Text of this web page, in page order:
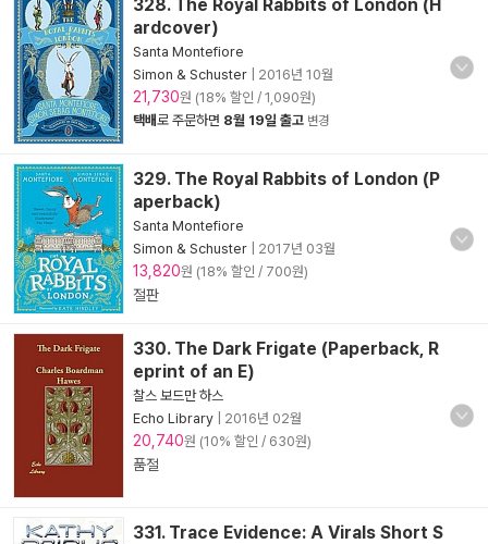
328. The Royal Rabbits of London (H
ardcover)
Santa Montefiore
Simon & Schuster
2016년 10월
21,730원 (18% 할인 / 1,090원)
택배로 주문하면 8월 19일 출고 변경
329. The Royal Rabbits of London (P
aperback)
Santa Montefiore
Simon & Schuster
2017년 03월
13,820원 (18% 할인 / 700원)
절판
330. The Dark Frigate (Paperback, R
eprint of an E)
찰스 보드만 하스
Echo Library
2016년 02월
20,740원 (10% 할인 / 630원)
품절
331. Trace Evidence: A Virals Short S